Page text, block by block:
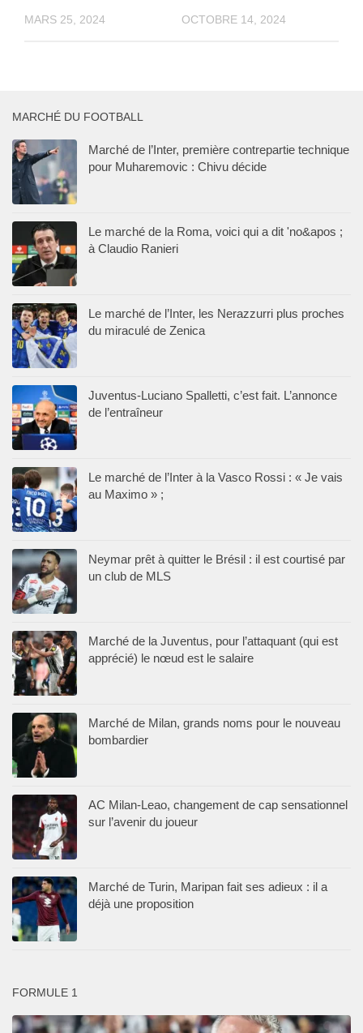
MARS 25, 2024 OCTOBRE 14, 2024
MARCHÉ DU FOOTBALL
Marché de l’Inter, première contrepartie technique
pour Muharemovic : Chivu décide
Le marché de la Roma, voici qui a dit 'no&apos ;
à Claudio Ranieri
Le marché de l’Inter, les Nerazzurri plus proches
du miraculé de Zenica
Juventus-Luciano Spalletti, c’est fait. L’annonce
de l’entraîneur
Le marché de l’Inter à la Vasco Rossi : « Je vais
au Maximo » ;
Neymar prêt à quitter le Brésil : il est courtisé par
un club de MLS
Marché de la Juventus, pour l’attaquant (qui est
apprécié) le nœud est le salaire
Marché de Milan, grands noms pour le nouveau
bombardier
AC Milan-Leao, changement de cap sensationnel
sur l’avenir du joueur
Marché de Turin, Maripan fait ses adieux : il a
déjà une proposition
FORMULE 1